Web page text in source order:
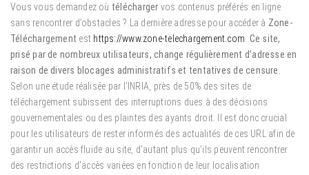
Vous vous demandez où télécharger vos contenus préférés en ligne
sans rencontrer d’obstacles ? La dernière adresse pour accéder à Zone-
Téléchargement est https://www.zone-telechargement.com Ce site,
prisé par de nombreux utilisateurs, change régulièrement d’adresse en
raison de divers blocages administratifs et tentatives de censure.
Selon une étude réalisée par l’INRIA, près de 50% des sites de
téléchargement subissent des interruptions dues à des décisions
gouvernementales ou des plaintes des ayants droit. Il est donc crucial
pour les utilisateurs de rester informés des actualités de ces URL afin de
garantir un accès fluide au site, d’autant plus qu’ils peuvent rencontrer
des restrictions d’accès variées en fonction de leur localisation